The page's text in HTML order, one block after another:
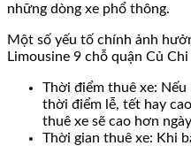
những dòng xe phổ thông.
Một số yếu tố chính ảnh
Limousine 9 chỗ quận Củ
Thời điểm thuê xe:
thời điểm lễ, tết hay
thuê xe sẽ cao hơn
Thời gian thuê xe: Khi